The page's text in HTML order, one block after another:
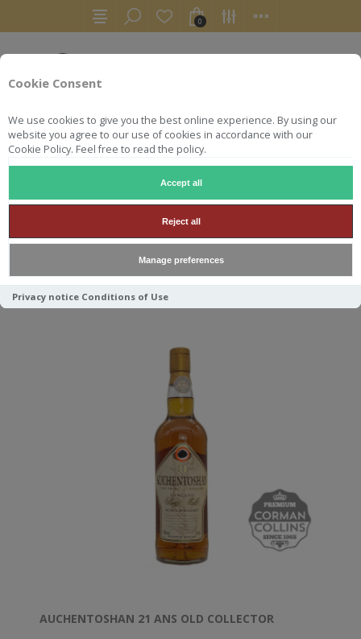
Cookie Consent
We use cookies to give you the best online experience. By using our
website you agree to our use of cookies in accordance with our
Cookie Policy. Feel free to read the policy.
Accept all
Reject all
Manage preferences
Privacy notice Conditions of Use
0
AUCHENTOSHAN
AUCHENTOSHAN 21 ANS OLD COLLECTOR